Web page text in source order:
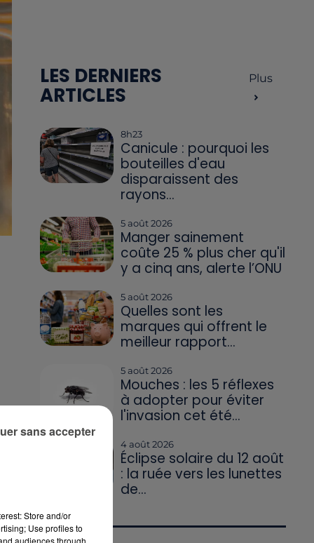
LES DERNIERS
ARTICLES
Plus
8h23
Canicule : pourquoi les
bouteilles d'eau
disparaissent des
rayons...
5 août 2026
Manger sainement
coûte 25 % plus cher qu'il
y a cinq ans, alerte l’ONU
5 août 2026
Quelles sont les
marques qui offrent le
meilleur rapport...
5 août 2026
Mouches : les 5 réflexes
à adopter pour éviter
l'invasion cet été...
4 août 2026
Éclipse solaire du 12 août
: la ruée vers les lunettes
de...
Store and/or
Use profiles to
audiences through
sans accepter